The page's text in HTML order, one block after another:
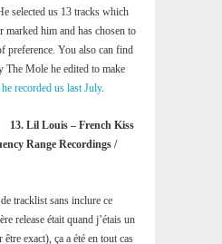
selected us 13 tracks which
marked him and has chosen to
preference. You also can find
The Mole he edited to make
recorded us last July.
13. Lil Louis – French Kiss
Range Recordings /
tracklist sans inclure ce
release était quand j’étais un
exact), ça a été en tout cas